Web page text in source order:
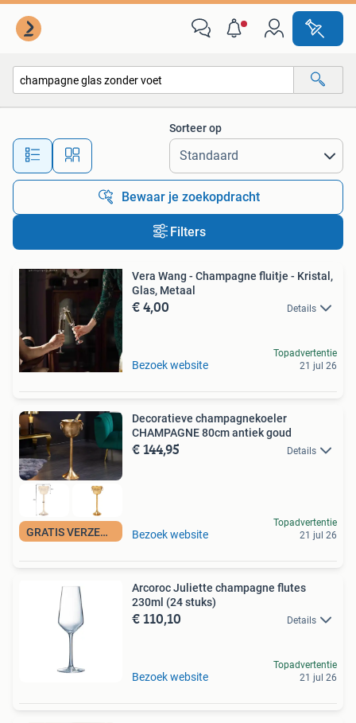
Alle afstanden…
Sorteer op
Bewaar je zoekopdracht
Filters
Vera Wang - Champagne fluitje - Kristal,
Glas, Metaal
€ 4,00 Details
Bezoek website
Topadvertentie
21 jul 26
GRATIS VERZENDING
Decoratieve champagnekoeler
CHAMPAGNE 80cm antiek goud
€ 144,95 Details
Bezoek website
Topadvertentie
21 jul 26
Arcoroc Juliette champagne flutes
230ml (24 stuks)
€ 110,10 Details
Bezoek website
Topadvertentie
21 jul 26